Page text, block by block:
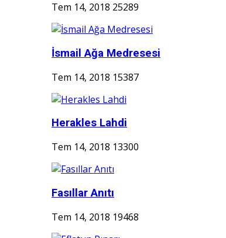
Tem 14, 2018 25289
İsmail Ağa Medresesi
Tem 14, 2018 15387
Herakles Lahdi
Tem 14, 2018 13300
Fasıllar Anıtı
Tem 14, 2018 19468